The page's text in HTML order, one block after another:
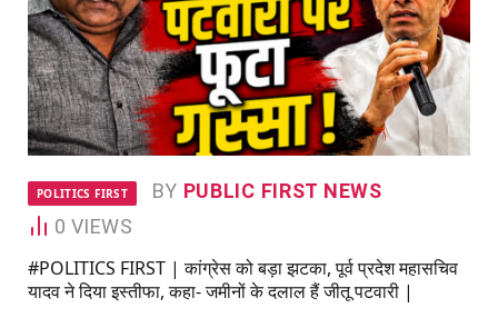
POLITICS FIRST BY PUBLIC FIRST NEWS
0 VIEWS
#POLITICS FIRST | कांग्रेस को बड़ा झटका, पूर्व प्रदेश महासचिव
यादव ने दिया इस्तीफा, कहा- जमीनों के दलाल हैं जीतू पटवारी |